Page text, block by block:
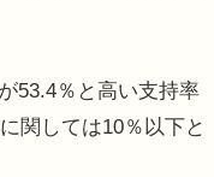
53.4％と高い支持率
関しては10％以下と